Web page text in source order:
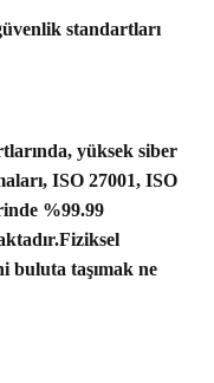
standartları
yüksek siber
ISO 27001, ISO
%99.99
buluta taşımak ne